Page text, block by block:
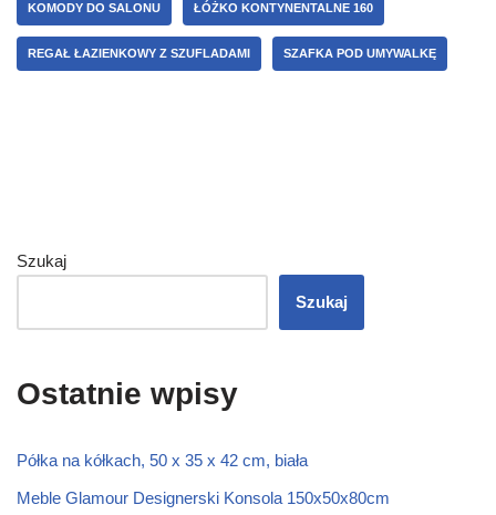
KOMODY DO SALONU ŁÓŻKO KONTYNENTALNE 160
REGAŁ ŁAZIENKOWY Z SZUFLADAMI SZAFKA POD UMYWALKĘ
Szukaj
Szukaj
Ostatnie wpisy
Półka na kółkach, 50 x 35 x 42 cm, biała
Meble Glamour Designerski Konsola 150x50x80cm